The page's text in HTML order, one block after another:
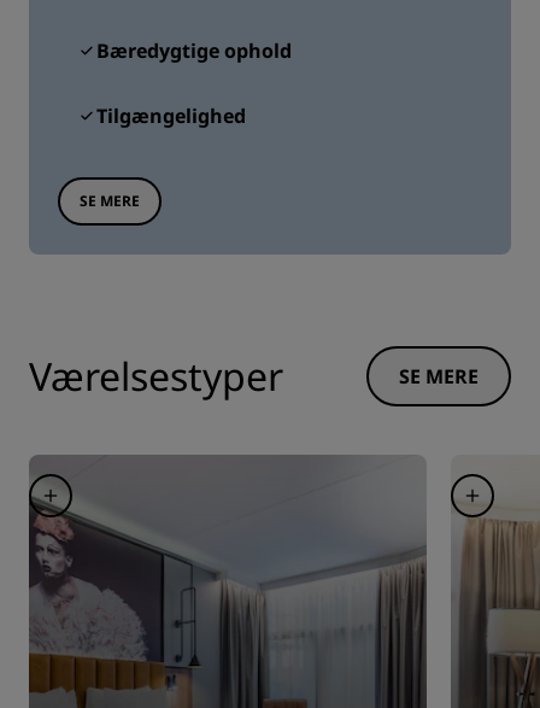
Bæredygtige ophold
Tilgængelighed
SE MERE
Værelsestyper SE MERE